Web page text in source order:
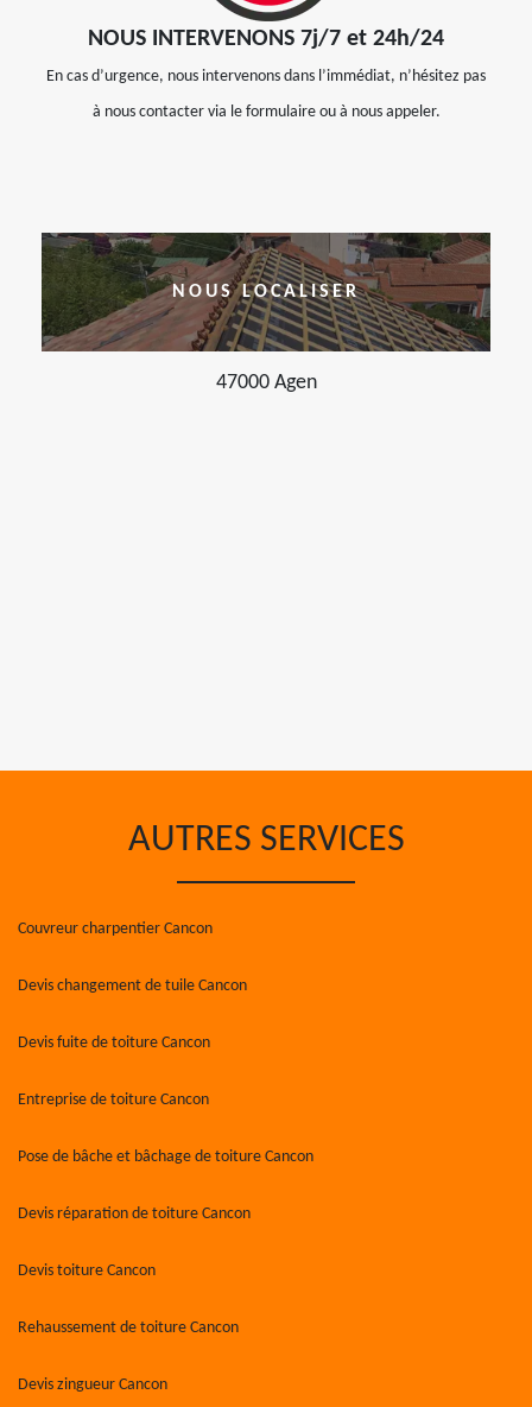
NOUS INTERVENONS 7j/7 et 24h/24
En cas d’urgence, nous intervenons dans l’immédiat, n’hésitez pas
à nous contacter via le formulaire ou à nous appeler.
NOUS LOCALISER
47000 Agen
AUTRES SERVICES
Couvreur charpentier Cancon
Devis changement de tuile Cancon
Devis fuite de toiture Cancon
Entreprise de toiture Cancon
Pose de bâche et bâchage de toiture Cancon
Devis réparation de toiture Cancon
Devis toiture Cancon
Rehaussement de toiture Cancon
Devis zingueur Cancon